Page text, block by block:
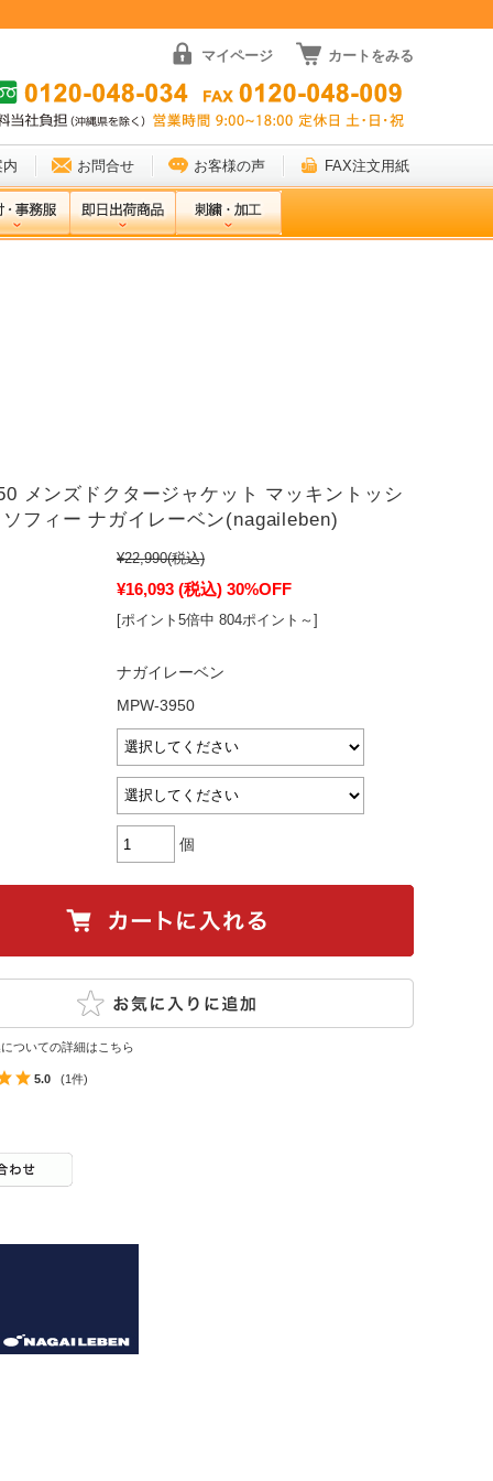
マイページ カートをみる
内 お問合せ お客様の声 FAX注文用紙
メンズドクタージャケット マッキントッシ
フィー ナガイレーベン(nagaileben)
¥22,990(税込)
¥16,093 (税込) 30%OFF
[ポイント5倍中 804ポイント～]
ナガイレーベン
MPW-3950
個
ついての詳細はこちら
5.0 (1件)